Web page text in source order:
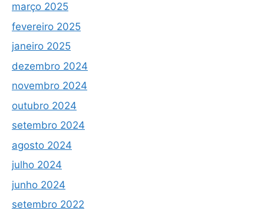
março 2025
fevereiro 2025
janeiro 2025
dezembro 2024
novembro 2024
outubro 2024
setembro 2024
agosto 2024
julho 2024
junho 2024
setembro 2022